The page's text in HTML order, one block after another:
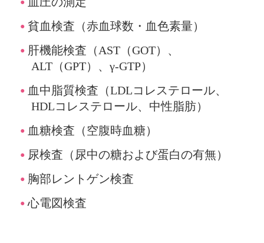
貧血検査（赤血球数・血色素量）
肝機能検査（AST（GOT）、
ALT（GPT）、γ‐GTP）
血中脂質検査（LDLコレステロール、
HDLコレステロール、中性脂肪）
血糖検査（空腹時血糖）
尿検査（尿中の糖および蛋白の有無）
胸部レントゲン検査
心電図検査